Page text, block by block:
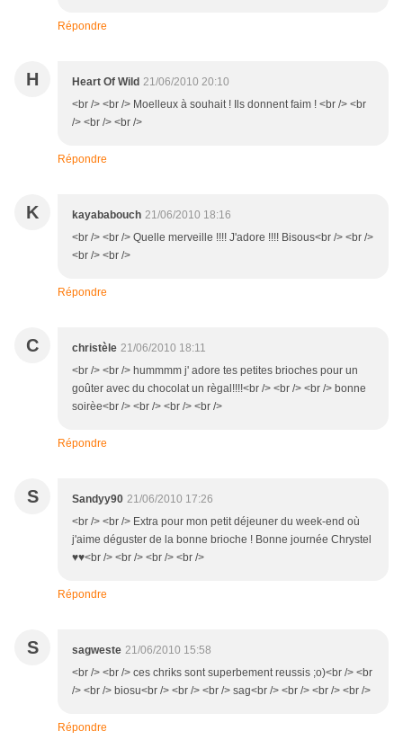
Répondre
H Heart Of Wild 21/06/2010 20:10
<br /> <br /> Moelleux à souhait ! Ils donnent faim ! <br /> <br
/> <br /> <br />
Répondre
K kayababouch 21/06/2010 18:16
<br /> <br /> Quelle merveille !!!! J'adore !!!! Bisous<br /> <br />
<br /> <br />
Répondre
C christèle 21/06/2010 18:11
<br /> <br /> hummmm j' adore tes petites brioches pour un
goûter avec du chocolat un règal!!!!<br /> <br /> <br /> bonne
soirèe<br /> <br /> <br /> <br />
Répondre
S Sandyy90 21/06/2010 17:26
<br /> <br /> Extra pour mon petit déjeuner du week-end où
j'aime déguster de la bonne brioche ! Bonne journée Chrystel
♥♥<br /> <br /> <br /> <br />
Répondre
S sagweste 21/06/2010 15:58
<br /> <br /> ces chriks sont superbement reussis ;o)<br /> <br
/> <br /> biosu<br /> <br /> <br /> sag<br /> <br /> <br /> <br />
Répondre